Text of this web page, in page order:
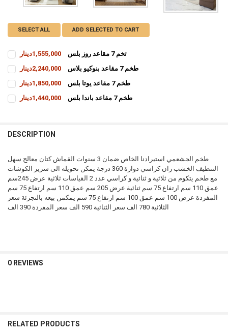
SELECT ALL ADD SELECTED TO CART
تخم 7 مقاعد روز بلس
1,555,000دينار
CURRENT
STOCK:
QUANTITY:
طخم 7 مقاعد بنوكيو بلاس
2,240,000دينار
CURRENT
STOCK:
QUANTITY:
طخم 7 مقاعد يوتا بلس
1,850,000دينار
CURRENT
STOCK:
QUANTITY:
طخم 7 مقاعد باندا بلس
1,440,000دينار
DESCRIPTION
طخم الجشعمي استيرادنا الخاص ضمان 3 سنوات القماش كتان معالج سهل
التنظيف الخشب زان كراسي دوارة 360 درجة يمكن تحويله الى سرير الكوشات
مع طخم يتكوم من ثلاثية و ثنائية و كراسي عدد 2 القياسات ثلاثية عرض 245سم
عمق 110 سم ارتفاع 75 سم ثنائية عرض 205 سم عمق 110 سم ارتفاع 75 سم
المفردة عرض 100 سم عمق 100 سم ارتفاع 75 سم يمكمن بيعه بالتجزئة سعر
الثلاثية 780 الف سعر الثنائية 590 الف سعر المفردة 390 الف
0 REVIEWS
RELATED PRODUCTS